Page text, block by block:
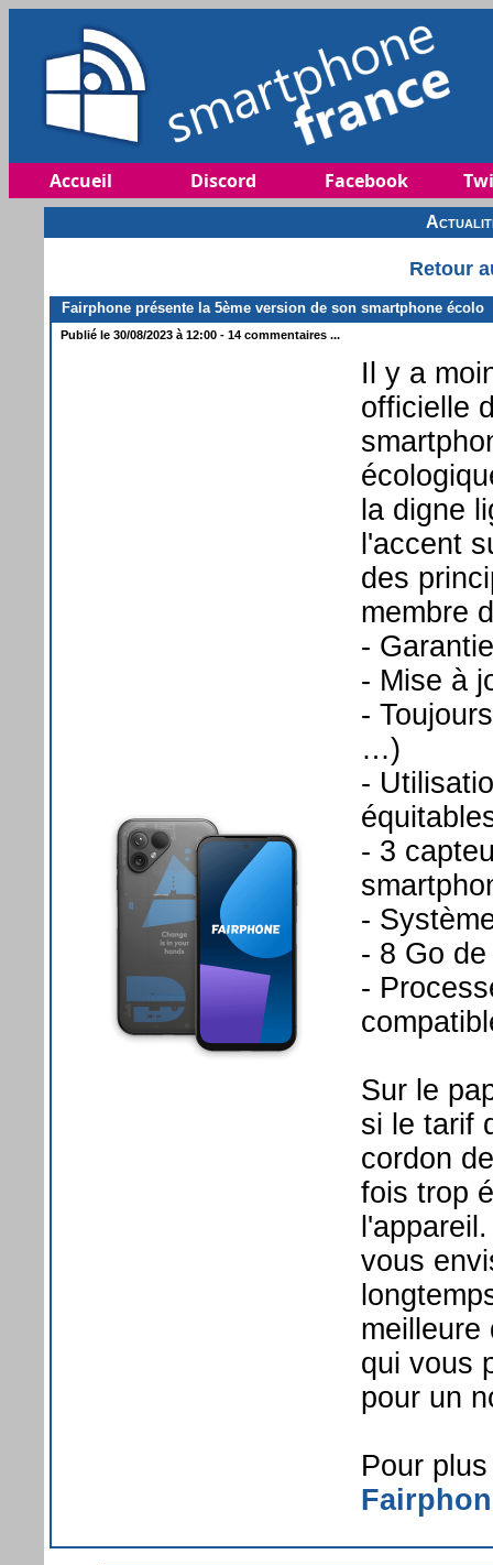
Accueil Discord Facebook
Retour
Fairphone présente la 5ème version de son smartphone écolo
Publié le 30/08/2023 à 12:00 - 14 commentaires ...
Il y a
officielle
la digne
l'accent
des
membre
-
- Mise à
-
…)
-
- 3
-
- 8 Go
-
Sur le
si le tarif
cordon
fois trop
vous
meilleure
qui vous
pour un
Pour